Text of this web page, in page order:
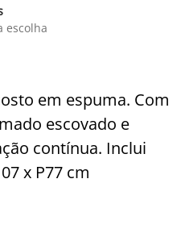
escolha
em espuma. Com
escovado e
contínua. Inclui
x P77 cm